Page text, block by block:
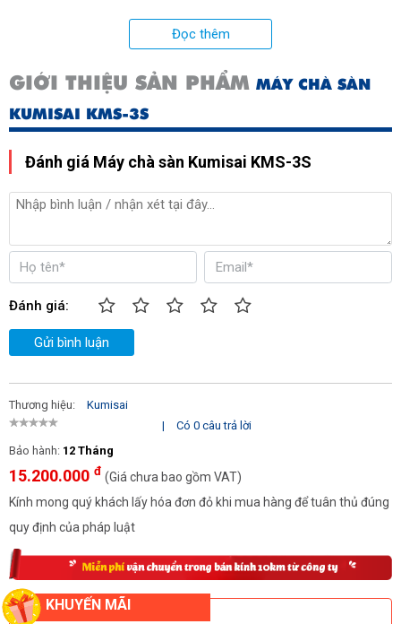
2.5 Kg
Xuất xứ:
Chính hãng - sản xuất theo
công nghệ Nhật Bản
Đọc thêm
GIỚI THIỆU SẢN PHẨM MÁY CHÀ SÀN
KUMISAI KMS-3S
Đánh giá Máy chà sàn Kumisai KMS-3S
Đánh giá:
Gửi bình luận
Thương hiệu:
Kumisai
|
Có 0 câu trả lời
Bảo hành: 12 Tháng
15.200.000 đ (Giá chưa bao gồm VAT)
Kính mong quý khách lấy hóa đơn đỏ khi mua hàng để tuân thủ đúng
quy định của pháp luật
KHUYẾN MÃI